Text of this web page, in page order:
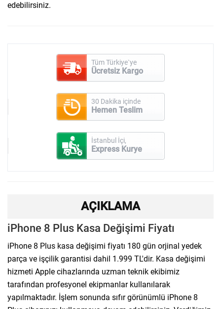
edebilirsiniz.
Tüm Türkiye`ye
Ücretsiz Kargo
30 Dakika içinde
Hemen Teslim
İstanbul İçi,
Express Kurye
AÇIKLAMA
iPhone 8 Plus Kasa Değişimi Fiyatı
iPhone 8 Plus kasa değişimi fiyatı 180 gün orjinal yedek
parça ve işçilik garantisi dahil 1.999 TL'dir. Kasa değişimi
hizmeti Apple cihazlarında uzman teknik ekibimiz
tarafından profesyonel ekipmanlar kullanılarak
yapılmaktadır. İşlem sonunda sıfır görünümlü iPhone 8